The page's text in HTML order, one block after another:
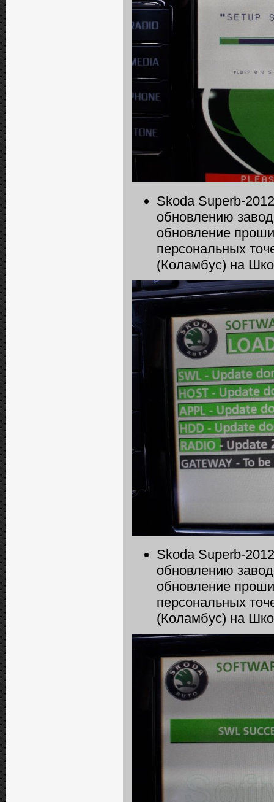
Skoda Superb-
обновлению
обновление
персональных
(Коламбус) на
Skoda Superb-
обновлению
обновление
персональных
(Коламбус) на